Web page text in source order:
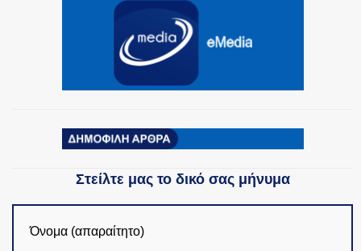
Στείλτε μας το δικό σας μήνυμα
Όνομα (απαραίτητο)